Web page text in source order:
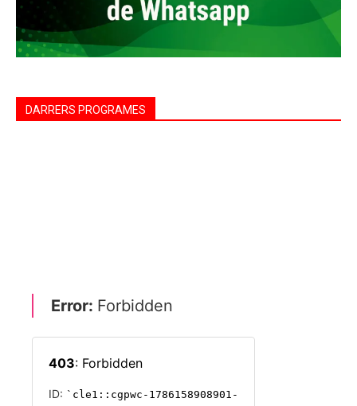
DARRERS PROGRAMES